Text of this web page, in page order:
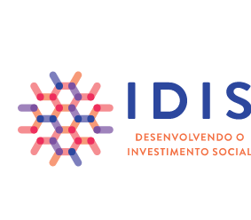
conteúdo
principal